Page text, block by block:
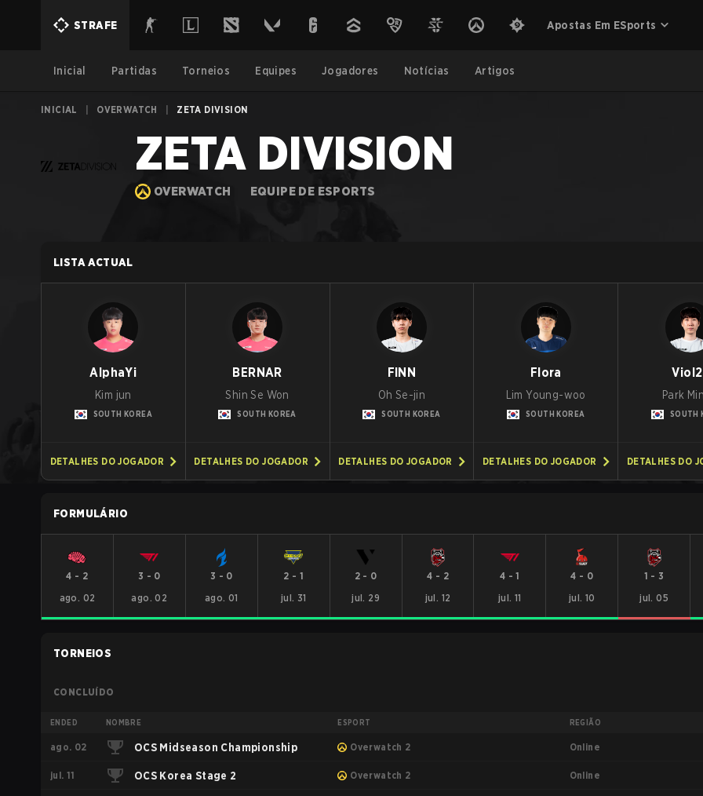
STRAFE Apostas Em ESports
Inicial Partidas Torneios Equipes Jogadores Notícias Artigos
INICIAL OVERWATCH ZETA DIVISION
ZETA DIVISION
OVERWATCH EQUIPE DE ESPORTS
LISTA ACTUAL
AlphaYi
Kim jun
SOUTH KOREA
DETALHES DO JOGADOR
BERNAR
Shin Se Won
SOUTH KOREA
DETALHES DO JOGADOR
FINN
Oh Se-jin
SOUTH KOREA
DETALHES DO JOGADOR
Flora
Lim Young-woo
SOUTH KOREA
DETALHES DO JOGADOR
Park
SOUTH
DETALHES DO
FORMULÁRIO
4 - 2
ago. 02
3 - 0
ago. 02
3 - 0
ago. 01
2 - 1
jul. 31
2- 0
jul. 29
4 - 2
jul. 12
4 -1
jul. 11
4 - 0
jul. 10
1 - 3
jul. 05
TORNEIOS
CONCLUÍDO
ENDED NOMBRE ESPORT REGIÃO
ago. 02 OCS Midseason Championship Overwatch 2 Online
jul. 11 OCS Korea Stage 2 Overwatch 2 Online